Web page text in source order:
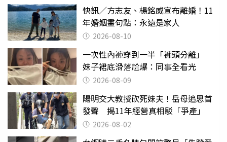
快訊／方志友、楊銘威宣布離婚！11
年婚姻畫句點：永遠是家人
2026-08-10
一次性內褲穿到一半「褲頭分離」
妹子裙底滑落尬爆：同事全看光
2026-08-09
陽明交大教授砍死妹夫！岳母追思首
發聲 揭11年經營真相駁「爭產」
2026-08-02